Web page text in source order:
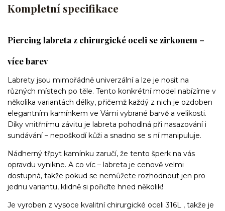
Kompletní specifikace
Piercing labreta z chirurgické oceli se zirkonem –
více barev
Labrety jsou mimořádně univerzální a lze je nosit na
různých místech po těle. Tento konkrétní model nabízíme v
několika variantách délky, přičemž každý z nich je ozdoben
elegantním kamínkem ve Vámi vybrané barvě a velikosti.
Díky vnitřnímu závitu je labreta pohodlná při nasazování i
sundávání – nepoškodí kůži a snadno se s ní manipuluje.
Nádherný třpyt kamínku zaručí, že tento šperk na vás
opravdu vynikne. A co víc – labreta je cenově velmi
dostupná, takže pokud se nemůžete rozhodnout jen pro
jednu variantu, klidně si pořiďte hned několik!
Je vyroben z vysoce kvalitní chirurgické oceli 316L , takže je